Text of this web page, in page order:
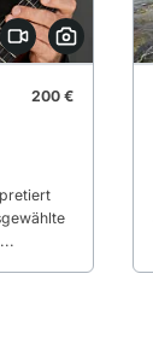
200 €